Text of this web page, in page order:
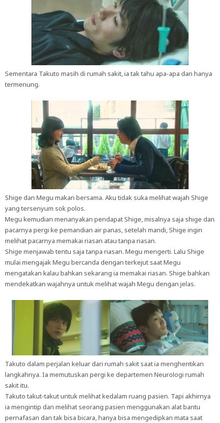
Sementara Takuto masih di rumah sakit, ia tak tahu apa-apa dan hanya
termenung.
Shige dan Megu makan bersama. Aku tidak suka melihat wajah Shige
yang tersenyum sok polos.
Megu kemudian menanyakan pendapat Shige, misalnya saja shige dan
pacarnya pergi ke pemandian air panas, setelah mandi, Shige ingin
melihat pacarnya memakai riasan atau tanpa riasan.
Shige menjawab tentu saja tanpa riasan. Megu mengerti. Lalu Shige
mulai mengajak Megu bercanda dengan terkejut saat Megu
mengatakan kalau bahkan sekarang ia memakai riasan. Shige bahkan
mendekatkan wajahnya untuk melihat wajah Megu dengan jelas.
Takuto dalam perjalan keluar dari rumah sakit saat ia menghentikan
langkahnya. Ia memutuskan pergi ke departemen Neurologi rumah
sakit itu.
Takuto takut-takut untuk melihat kedalam ruang pasien. Tapi akhirnya
ia mengintip dan melihat seorang pasien menggunakan alat bantu
pernafasan dan tak bisa bicara, hanya bisa mengedipkan mata saat